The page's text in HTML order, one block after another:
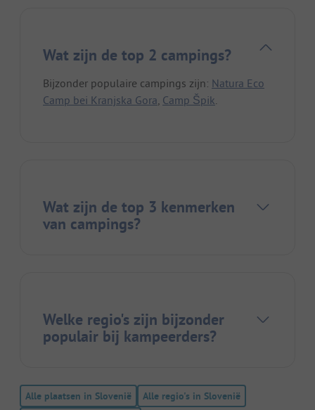
Wat zijn de top 2 campings?
Bijzonder populaire campings zijn: Natura Eco
Camp bei Kranjska Gora Camp Špik
Wat zijn de top 3 kenmerken
van campings?
Welke regio's zijn bijzonder
populair bij kampeerders?
Alle plaatsen in Slovenië
Alle regio's in Slovenië